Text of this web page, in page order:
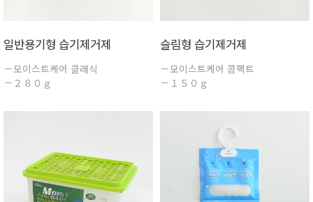
일반용기형 습기제거제
－모이스트케어 클래식
－２８０ｇ
슬림형 습기제거제
－모이스트케어 콤팩트
－１５０ｇ